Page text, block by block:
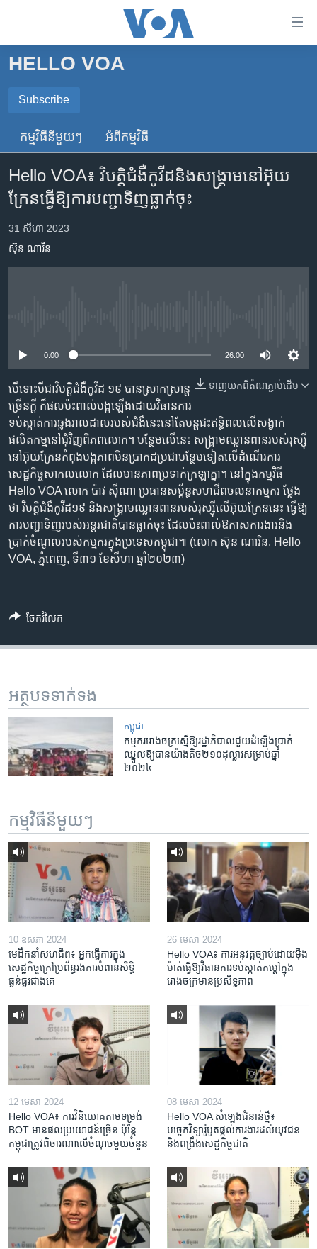
គេហទំព័រ​
រំលង​
ព័ត៌មាន​​
តែ​
រំលង​
និង​
ចូល​
រំលង​
និង​
ចូល​
ទៅ​
កាន់​
ទំព័រ​
ស្វែង​
រក
កម្ពុជា
អន្តរជាតិ
ចិន
ហេឡូវីអូអេ
កម្ពុជាច្នៃប្រតិដ្ឋ
ព្រឹត្តិការណ៍ព័ត៌មាន
ទូរទស្សន៍ / វីដេអូ​
បណ្តាញ​សង្គម
ភាសា
HELLO VOA
Subscribe
SUBSCRIBE
ទទួល​​​សេវា​​​ Podcast
កម្មវិធី​នីមួយៗ អំពី​កម្មវិធី​
Hello VOA៖ វិបត្តិ​ជំងឺ​កូវីដ​និង​សង្រ្គាម​នៅ​អ៊ុយ
ក្រែន​ធ្វើឱ្យ​ការបញ្ជា​ទិញ​ធ្លាក់​ចុះ
31 សីហា 2023
ស៊ុន ណារិន
0:00 26:00
ទាញ​យក​ពី​តំណភ្ជាប់​ដើម
បើទោះបីជា​វិបត្តិ​ជំងឺ​កូវីដ ១៩ បាន​ស្រាកស្រាន្ត​
ច្រើន​ក្តី ក៏​ផល​ប៉ះពាល់​បង្ក​ឡើង​ដោយ​វិធានការ​
ទប់ស្កាត់​ការ​ឆ្លង​រាលដាល​របស់​ជំងឺ​នេះនៅតែ​បន្ត​ជះ​ឥទ្ធិពល​លើ​សង្វាក់​
ផលិតកម្ម​នៅ​ជុំវិញ​ពិភពលោក។ បន្ថែម​លើ​នេះ​ សង្គ្រាម​ឈ្លានពាន​របស់​រុស្ស៊ី​
នៅ​អ៊ុយក្រែន​កំពុង​បង្ក​ភាព​មិន​ប្រាកដ​ប្រជា​បន្ថែម​ទៀត​លើ​ដំណើរការ​
សេដ្ឋកិច្ច​សាកលលោក ដែល​មាន​ភាព​ប្រទាក់​ក្រឡា​គ្នា។ នៅ​ក្នុង​កម្មវិធី
Hello VOA លោក ប៉ាវ ស៊ីណា ប្រធាន​សម្ព័ន្ធ​សហជីព​ចលនា​កម្មករ ថ្លែង​
ថា​ វិបត្តិ​ជំងឺ​កូវីដ​១៩ និង​សង្រ្គាម​ឈ្លាន​ពាន​របស់​រុស្ស៊ី​លើ​អ៊ុយ​ក្រែន​នេះ ធ្វើឱ្យ​
ការ​បញ្ជា​ទិញ​របស់​អន្តរ​ជាតិ​បាន​ធ្លាក់​ចុះ ដែល​ប៉ះពាល់​ឱកាស​ការងារ​និង​
ប្រាក់​ចំណូល​របស់​កម្មករ​ក្នុង​ប្រទេស​កម្ពុជា៕ (លោក ស៊ុន ណារិន, Hello
VOA, ភ្នំពេញ, ទី៣១ ខែសីហា ឆ្នាំ២០២៣)
ចែករំលែក
អត្ថបទ​ទាក់ទង
កម្ពុជា
កម្មករ​រោងចក្រ​ស្នើ​ឱ្យ​រដ្ឋា​ភិបាល​ជួយ​ដំឡើង​ប្រាក់​
ឈ្នួល​ឱ្យ​បាន​យ៉ាង​តិច​២១០​ដុល្លារ​សម្រាប់​ឆ្នាំ​
២០២៤
កម្មវិធី​នីមួយៗ
10 ឧសភា 2024
មេដឹកនាំសហជីព៖ អ្នកធ្វើការក្នុង
សេដ្ឋកិច្ចក្រៅប្រព័ន្ធរងការបំពានសិទ្ធិ
ធ្ងន់ធ្ងរជាងគេ
26 មេសា 2024
Hello VOA៖ ការអនុវត្ត​ច្បាប់​ដោយ​ម៉ឺង
ម៉ាត់​ធ្វើ​ឱ្យ​វិធានការ​ទប់ស្កាត់​កម្តៅ​ក្នុង​
រោងចក្រ​មាន​ប្រសិទ្ធភាព​​
12 មេសា 2024
Hello VOA៖ ការ​វិនិយោគ​តាម​ទម្រង់ ​
BOT​ មាន​ផល​ប្រយោជន៍​ច្រើន ប៉ុន្តែ​
កម្ពុជា​ត្រូវ​ពិចារណា​លើ​ចំណុច​មួយ​ចំនួន
08 មេសា 2024
Hello VOA សំឡេង​ជំនាន់​ថ្មី៖
បច្ចេកវិទ្យា​រ៉ូបូត​ផ្តល់​ការងារ​ដល់​យុវជន
និង​ពង្រឹង​​សេដ្ឋកិច្ច​ជាតិ​​​​​​